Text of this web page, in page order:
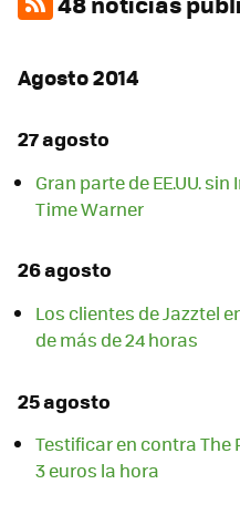
Agosto 2014
27 agosto
Gran parte de EE.UU.
Time Warner
26 agosto
Los clientes de Jazztel
de más de 24 horas
25 agosto
Testificar en contra The
3 euros la hora